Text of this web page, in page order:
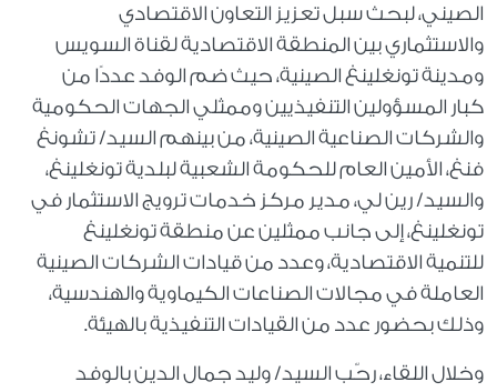
الصيني، لبحث سبل تعزيز التعاون الاقتصادي
والاستثماري بين المنطقة الاقتصادية لقناة السويس
ومدينة تونغلينغ الصينية، حيث ضم الوفد عددًا من
كبار المسؤولين التنفيذيين وممثلي الجهات الحكومية
والشركات الصناعية الصينية، من بينهم السيد/ تشونغ
فنغ، الأمين العام للحكومة الشعبية لبلدية تونغلينغ،
والسيد/ رين لي، مدير مركز خدمات ترويج الاستثمار في
تونغلينغ، إلى جانب ممثلين عن منطقة تونغلينغ
للتنمية الاقتصادية، وعدد من قيادات الشركات الصينية
العاملة في مجالات الصناعات الكيماوية والهندسية،
وذلك بحضور عدد من القيادات التنفيذية بالهيئة.
وخلال اللقاء، رحّب السيد/ وليد جمال الدين بالوفد